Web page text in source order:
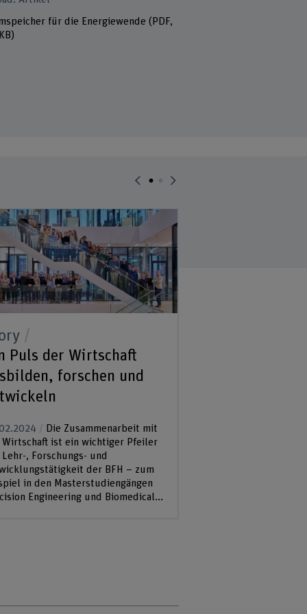
für die Energiewende (PDF,
Puls der Wirtschaft
forschen und
Die Zusammenarbeit mit
Wirtschaft ist ein wichtiger Pfeiler
, Forschungs- und
der BFH – zum
in den Masterstudiengängen
Engineering und Biomedical...